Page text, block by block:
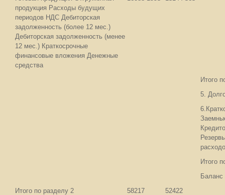
продукция Расходы будущих
периодов НДС Дебиторская
задолженность (более 12 мес.)
Дебиторская задолженность (менее
12 мес.) Краткосрочные
финансовые вложения Денежные
средства
Итого
5.
Итого
Баланс
Итого по разделу 2
58217
52422